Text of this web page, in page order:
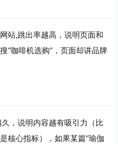
站,跳出率越高，说明页面和
搜“咖啡机选购”，页面却讲品牌
，说明内容越有吸引力（比
核心指标），如果某篇“瑜伽